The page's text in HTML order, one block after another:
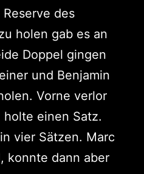
des
holen gab es an
Doppel gingen
und Benjamin
Vorne verlor
holte einen Satz.
vier Sätzen. Marc
konnte dann aber